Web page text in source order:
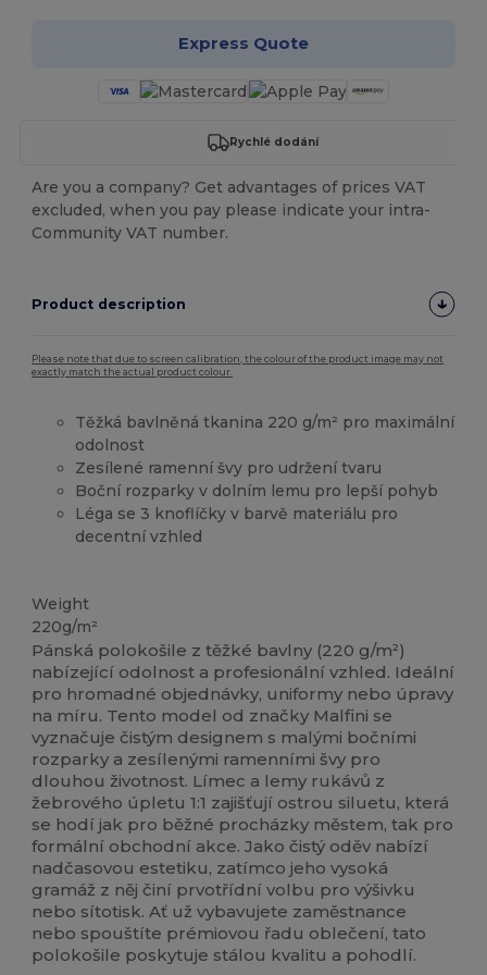
Express Quote
Rychlé dodání
Are you a company? Get advantages of prices VAT
excluded, when you pay please indicate your intra-
Community VAT number.
Product description
Please note that due to screen calibration, the colour of the product image may not
exactly match the actual product colour.
Těžká bavlněná tkanina 220 g/m² pro maximální
odolnost
Zesílené ramenní švy pro udržení tvaru
Boční rozparky v dolním lemu pro lepší pohyb
Léga se 3 knoflíčky v barvě materiálu pro
decentní vzhled
Weight
220g/m²
Pánská polokošile z těžké bavlny (220 g/m²)
nabízející odolnost a profesionální vzhled. Ideální
pro hromadné objednávky, uniformy nebo úpravy
na míru. Tento model od značky Malfini se
vyznačuje čistým designem s malými bočními
rozparky a zesílenými ramenními švy pro
dlouhou životnost. Límec a lemy rukávů z
žebrového úpletu 1:1 zajišťují ostrou siluetu, která
se hodí jak pro běžné procházky městem, tak pro
formální obchodní akce. Jako čistý oděv nabízí
nadčasovou estetiku, zatímco jeho vysoká
gramáž z něj činí prvotřídní volbu pro výšivku
nebo sítotisk. Ať už vybavujete zaměstnance
nebo spouštíte prémiovou řadu oblečení, tato
polokošile poskytuje stálou kvalitu a pohodlí.